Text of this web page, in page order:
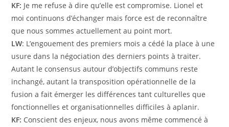
KF: Je me refuse à dire qu’elle est compromise. Lionel et
moi continuons d’échanger mais force est de reconnaître
que nous sommes actuellement au point mort.
LW: L’engouement des premiers mois a cédé la place à une
usure dans la négociation des derniers points à traiter.
Autant le consensus autour d’objectifs communs reste
inchangé, autant la transposition opérationnelle de la
fusion a fait émerger les différences tant culturelles que
fonctionnelles et organisationnelles difficiles à aplanir.
KF: Conscient des enjeux, nous avons même commencé à